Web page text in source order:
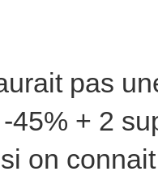
pas
45% + 2
on